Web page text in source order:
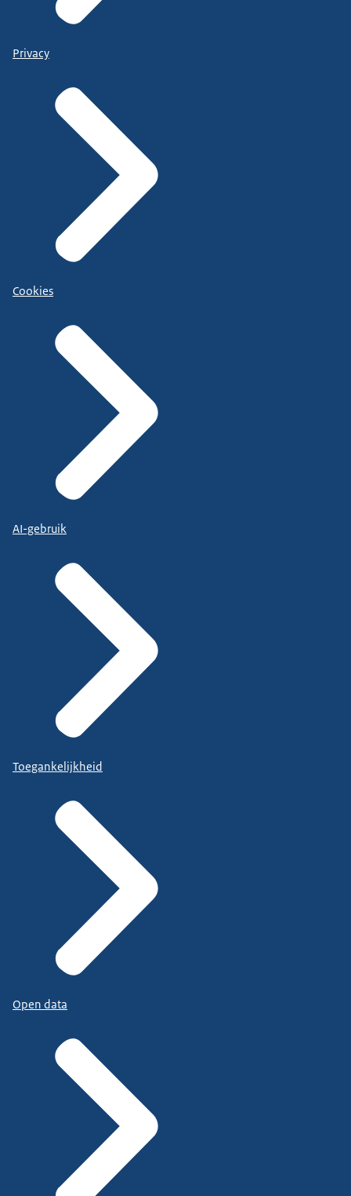
Privacy
Cookies
AI-gebruik
Toegankelijkheid
Open data